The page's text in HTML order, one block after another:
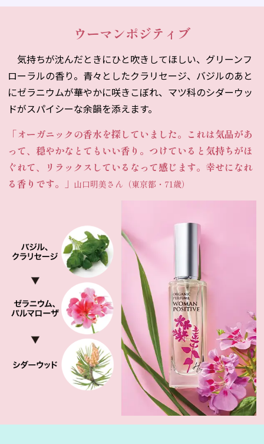
ウーマンポジティブ
気持ちが沈んだときにひと吹きしてほしい、グリーンフ
ローラルの香り。青々としたクラリセージ、バジルのあと
にゼラニウムが華やかに咲きこぼれ、マツ科のシダーウッ
ドがスパイシーな余韻を添えます。
「オーガニックの香水を探していました。これは気品があ
って、穏やかなとてもいい香り。つけていると気持ちがほ
ぐれて、リラックスしているなって感じます。幸せになれ
る香りです。」 山口明美さん（東京都・71歳）